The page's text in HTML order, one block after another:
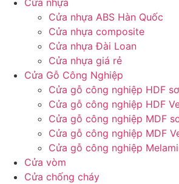
Cửa nhựa
Cửa nhựa ABS Hàn Quốc
Cửa nhựa composite
Cửa nhựa Đài Loan
Cửa nhựa giá rẻ
Cửa Gỗ Công Nghiệp
Cửa gỗ công nghiệp HDF
Cửa gỗ công nghiệp HDF
Cửa gỗ công nghiệp MDF
Cửa gỗ công nghiệp MDF
Cửa gỗ công nghiệp
Cửa vòm
Cửa chống cháy